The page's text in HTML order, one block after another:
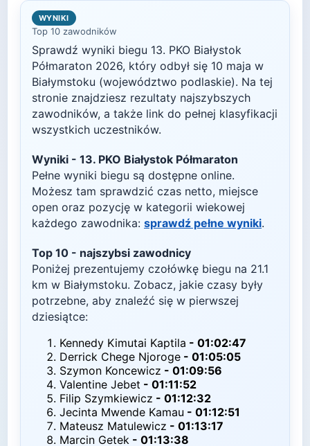
WYNIKI
Top 10 zawodników
Sprawdź wyniki biegu 13. PKO Białystok
Półmaraton 2026, który odbył się 10 maja w
Białymstoku (województwo podlaskie). Na tej
stronie znajdziesz rezultaty najszybszych
zawodników, a także link do pełnej klasyfikacji
wszystkich uczestników.
Wyniki - 13. PKO Białystok Półmaraton
Pełne wyniki biegu są dostępne online.
Możesz tam sprawdzić czas netto, miejsce
open oraz pozycję w kategorii wiekowej
każdego zawodnika: sprawdź pełne wyniki.
Top 10 - najszybsi zawodnicy
Poniżej prezentujemy czołówkę biegu na 21.1
km w Białymstoku. Zobacz, jakie czasy były
potrzebne, aby znaleźć się w pierwszej
dziesiątce:
Kennedy Kimutai Kaptila - 01:02:47
Derrick Chege Njoroge - 01:05:05
Szymon Koncewicz - 01:09:56
Valentine Jebet - 01:11:52
Filip Szymkiewicz - 01:12:32
Jecinta Mwende Kamau - 01:12:51
Mateusz Matulewicz - 01:13:17
Marcin Getek - 01:13:38